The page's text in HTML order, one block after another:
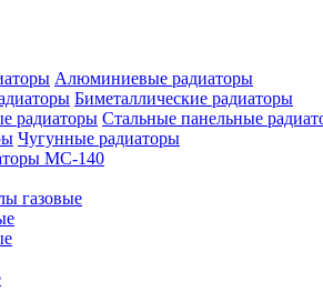
Алюминиевые радиаторы
Биметаллические радиаторы
Стальные панельные
Чугунные радиаторы
МС-140
газовые